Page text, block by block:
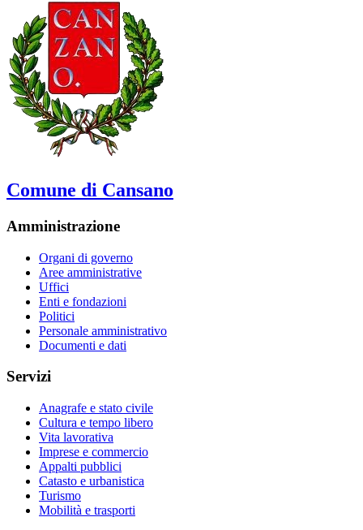
Comune di Cansano
Amministrazione
Organi di governo
Aree amministrative
Uffici
Enti e fondazioni
Politici
Personale amministrativo
Documenti e dati
Servizi
Anagrafe e stato civile
Cultura e tempo libero
Vita lavorativa
Imprese e commercio
Appalti pubblici
Catasto e urbanistica
Turismo
Mobilità e trasporti